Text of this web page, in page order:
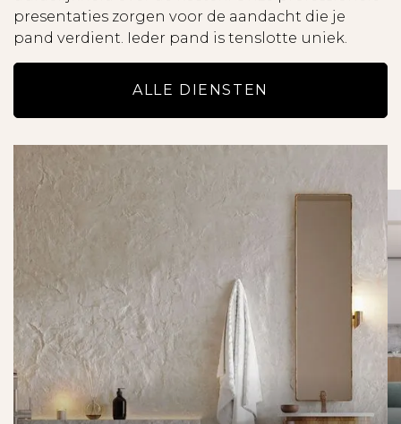
presentaties zorgen voor de aandacht die je
pand verdient. Ieder pand is tenslotte uniek.
ALLE DIENSTEN